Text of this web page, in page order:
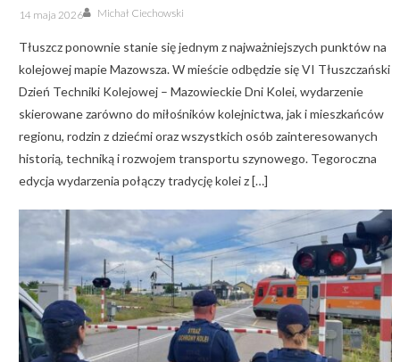
Posted
on
14 maja 2026 Author
Michał Ciechowski
Tłuszcz ponownie stanie się jednym z najważniejszych punktów na
kolejowej mapie Mazowsza. W mieście odbędzie się VI Tłuszczański
Dzień Techniki Kolejowej – Mazowieckie Dni Kolei, wydarzenie
skierowane zarówno do miłośników kolejnictwa, jak i mieszkańców
regionu, rodzin z dziećmi oraz wszystkich osób zainteresowanych
historią, techniką i rozwojem transportu szynowego. Tegoroczna
edycja wydarzenia połączy tradycję kolei z […]